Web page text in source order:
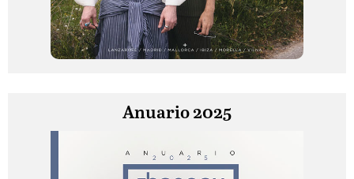
Anuario 2025